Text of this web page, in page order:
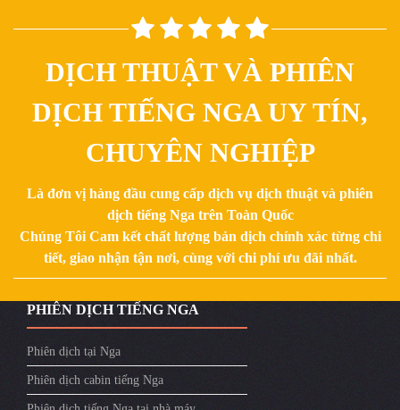
DỊCH THUẬT VÀ PHIÊN
DỊCH TIẾNG NGA UY TÍN,
CHUYÊN NGHIỆP
Là đơn vị hàng đầu cung cấp dịch vụ dịch thuật và phiên
dịch tiếng Nga trên Toàn Quốc
Chúng Tôi Cam kết chất lượng bản dịch chính xác từng chi
tiết, giao nhận tận nơi, cùng với chi phí ưu đãi nhất.
PHIÊN DỊCH TIẾNG NGA
Phiên dịch tại Nga
Phiên dịch cabin tiếng Nga